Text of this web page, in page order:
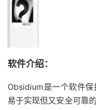
软件介绍：
Obsidium是一个软件保
易于实现但又安全可靠